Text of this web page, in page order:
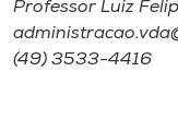
Professor Luiz
(49) 3533-4416